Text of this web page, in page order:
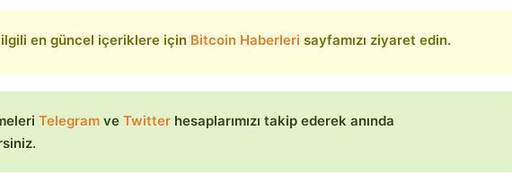
en güncel içeriklere için Bitcoin Haberleri sayfamızı ziyaret edin.
Telegram ve Twitter hesaplarımızı takip ederek anında